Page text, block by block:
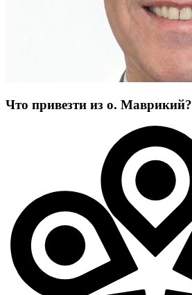
Что привезти из о. Маврикий?